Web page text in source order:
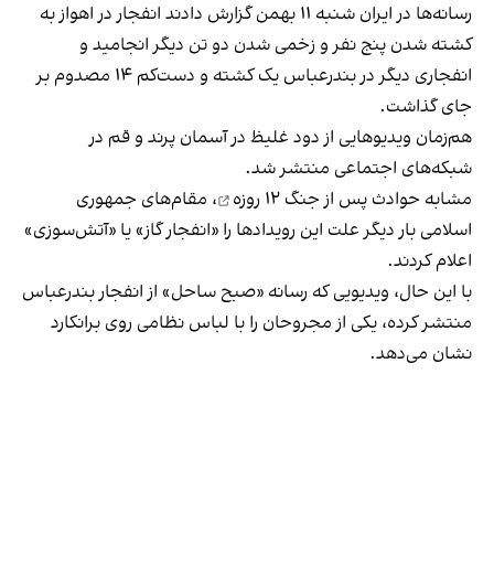
رسانه‌ها در ایران شنبه ۱۱ بهمن گزارش دادند انفجار در اهواز به
کشته‌ شدن پنج نفر و زخمی شدن دو تن دیگر انجامید و
انفجاری دیگر در بندرعباس یک کشته و دست‌کم ۱۴ مصدوم بر
جای گذاشت.
هم‌زمان ویدیوهایی از دود غلیظ در آسمان پرند و قم در
شبکه‌های اجتماعی منتشر شد.
مشابه حوادث پس از جنگ ۱۲ روزه
، مقام‌های جمهوری
اسلامی بار دیگر علت این رویدادها را «انفجار گاز» یا «آتش‌سوزی»
اعلام کردند.
با این حال، ویدیویی که رسانه «‌صبح ساحل» از انفجار بندر‌عباس
منتشر کرده، یکی از مجروحان را با لباس نظامی روی برانکارد
نشان می‌دهد.